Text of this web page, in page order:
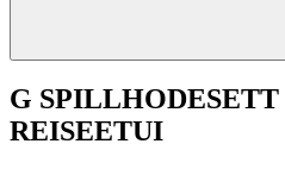
G SPILLHODESETT
REISEETUI